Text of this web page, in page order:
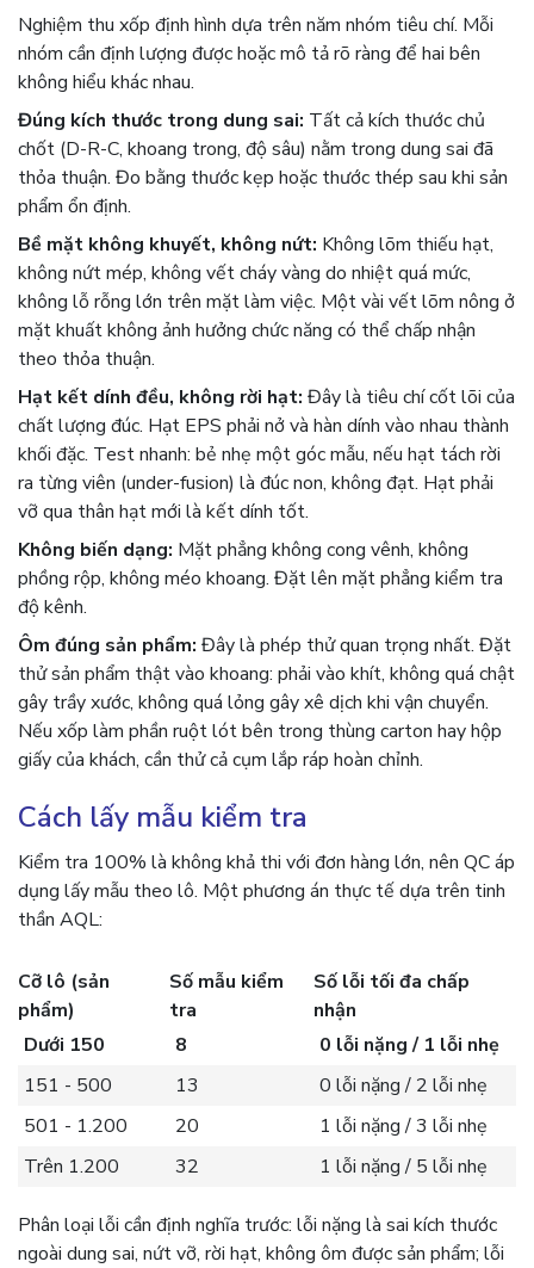
Nghiệm thu xốp định hình dựa trên năm nhóm tiêu chí. Mỗi
nhóm cần định lượng được hoặc mô tả rõ ràng để hai bên
không hiểu khác nhau.
Đúng kích thước trong dung sai: Tất cả kích thước chủ
chốt (D-R-C, khoang trong, độ sâu) nằm trong dung sai đã
thỏa thuận. Đo bằng thước kẹp hoặc thước thép sau khi sản
phẩm ổn định.
Bề mặt không khuyết, không nứt: Không lõm thiếu hạt,
không nứt mép, không vết cháy vàng do nhiệt quá mức,
không lỗ rỗng lớn trên mặt làm việc. Một vài vết lõm nông ở
mặt khuất không ảnh hưởng chức năng có thể chấp nhận
theo thỏa thuận.
Hạt kết dính đều, không rời hạt: Đây là tiêu chí cốt lõi của
chất lượng đúc. Hạt EPS phải nở và hàn dính vào nhau thành
khối đặc. Test nhanh: bẻ nhẹ một góc mẫu, nếu hạt tách rời
ra từng viên (under-fusion) là đúc non, không đạt. Hạt phải
vỡ qua thân hạt mới là kết dính tốt.
Không biến dạng: Mặt phẳng không cong vênh, không
phồng rộp, không méo khoang. Đặt lên mặt phẳng kiểm tra
độ kênh.
Ôm đúng sản phẩm: Đây là phép thử quan trọng nhất. Đặt
thử sản phẩm thật vào khoang: phải vào khít, không quá chật
gây trầy xước, không quá lỏng gây xê dịch khi vận chuyển.
Nếu xốp làm phần ruột lót bên trong thùng carton hay hộp
giấy của khách, cần thử cả cụm lắp ráp hoàn chỉnh.
Cách lấy mẫu kiểm tra
Kiểm tra 100% là không khả thi với đơn hàng lớn, nên QC áp
dụng lấy mẫu theo lô. Một phương án thực tế dựa trên tinh
thần AQL:
Cỡ lô (sản
phẩm)
Số mẫu kiểm
tra
Số lỗi tối đa chấp
nhận
Dưới 150
8
0 lỗi nặng / 1 lỗi nhẹ
151 - 500
13
0 lỗi nặng / 2 lỗi nhẹ
501 - 1.200
20
1 lỗi nặng / 3 lỗi nhẹ
Trên 1.200
32 1 lỗi nặng / 5 lỗi nhẹ
Phân loại lỗi cần định nghĩa trước: lỗi nặng là sai kích thước
ngoài dung sai, nứt vỡ, rời hạt, không ôm được sản phẩm; lỗi